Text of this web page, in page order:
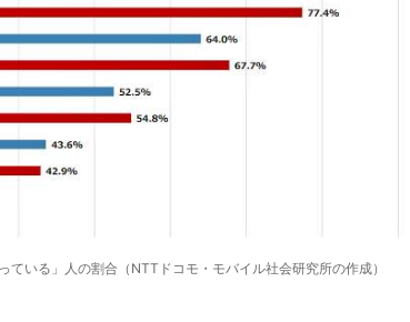
ている」人の割合（NTTドコモ・モバイル社会研究所の作成）